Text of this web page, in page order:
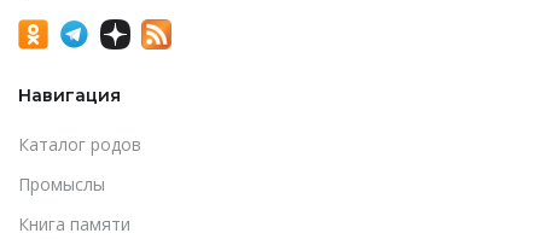
Навигация
Каталог родов
Промыслы
Книга памяти